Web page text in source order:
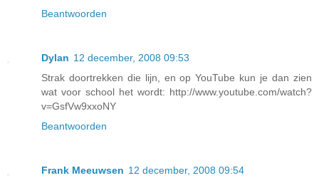
Beantwoorden
Dylan 12 december, 2008 09:53
Strak doortrekken die lijn, en op YouTube kun je dan zien
wat voor school het wordt: http://www.youtube.com/watch?
v=GsfVw9xxoNY
Beantwoorden
Frank Meeuwsen 12 december, 2008 09:54